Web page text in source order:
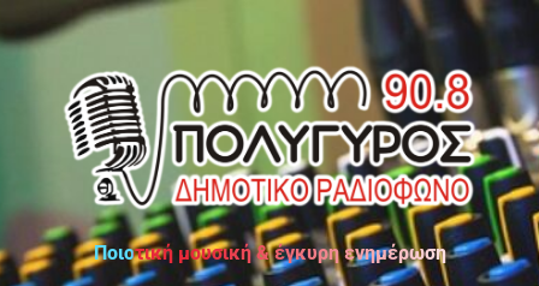
Ποιοτική μουσική & έγκυρη ενημέρωση